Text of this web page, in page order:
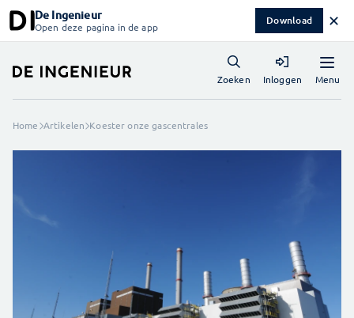
De Ingenieur
Open deze pagina in de app Download ✕
Menu
Zoeken Inloggen
Home Artikelen Koester onze gascentrales